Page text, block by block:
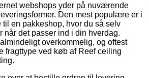
webshops yder på nuværende
Den mest populære er i
en pakkeshop, hvor du så selv
når det passer ind i din hverdag.
overkommelig, og oftest
fragttype ved køb af Reef ceiling